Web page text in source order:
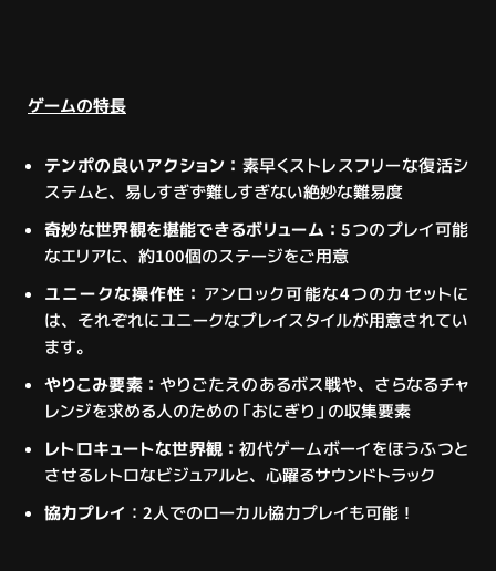
ゲームの特長
テンポの良いアクション： 素早くストレスフリーな復活シ
ステムと、易しすぎず難しすぎない絶妙な難易度
奇妙な世界観を堪能できるボリューム：5つのプレイ可能
なエリアに、約100個のステージをご用意
ユニークな操作性： アンロック可能な4つのカセットに
は、それぞれにユニークなプレイスタイルが用意されてい
ます。
やりこみ要素： やりごたえのあるボス戦や、さらなるチャ
レンジを求める人のための「おにぎり」の収集要素
レトロキュートな世界観：初代ゲームボーイをほうふつと
させるレトロなビジュアルと、心躍るサウンドトラック
協力プレイ ：2人でのローカル協力プレイも可能！